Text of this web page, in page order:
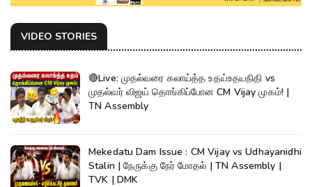
VIDEO STORIES
🔴Live: முதல்வரை கலாய்த்த உதய்உதயநிதி vs
முதல்வர் விஜய் தொங்கிப்போன CM Vijay முகம்! |
TN Assembly
Mekedatu Dam Issue : CM Vijay vs Udhayanidhi
Stalin | நேருக்கு நேர் மோதல் | TN Assembly |
TVK | DMK